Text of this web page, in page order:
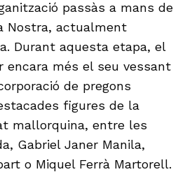
passàs a mans de
Nostra, actualment
Durant aquesta etapa, el
encara més el seu vessant
de pregons
figures de la
mallorquina, entre les
Gabriel Janer Manila,
o Miquel Ferrà Martorell.